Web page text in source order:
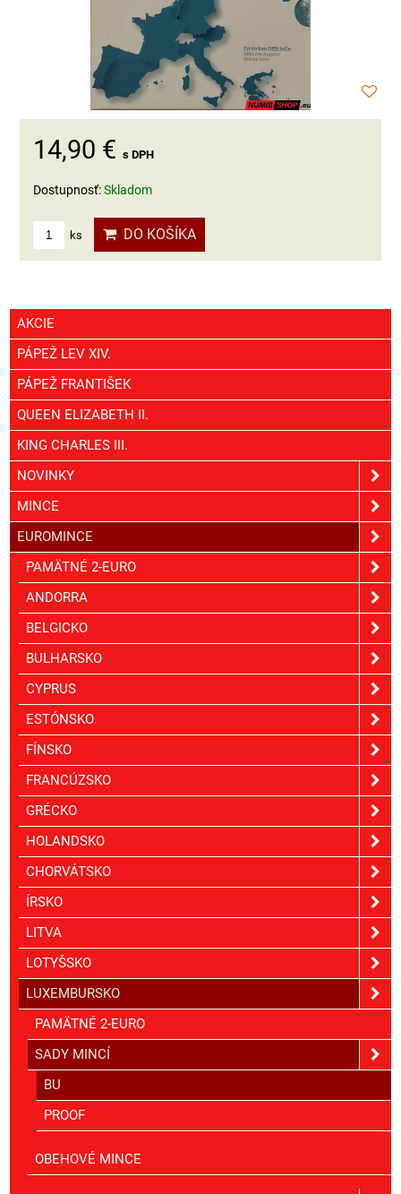
14,90 € s DPH
Dostupnosť:Skladom
ks DO KOŠÍKA
AKCIE
PÁPEŽ LEV XIV.
PÁPEŽ FRANTIŠEK
QUEEN ELIZABETH II.
KING CHARLES III.
NOVINKY
MINCE
EUROMINCE
PAMÄTNÉ 2-EURO
ANDORRA
BELGICKO
BULHARSKO
CYPRUS
ESTÓNSKO
FÍNSKO
FRANCÚZSKO
GRÉCKO
HOLANDSKO
CHORVÁTSKO
ÍRSKO
LITVA
LOTYŠSKO
LUXEMBURSKO
PAMÄTNÉ 2-EURO
SADY MINCÍ
BU
PROOF
OBEHOVÉ MINCE